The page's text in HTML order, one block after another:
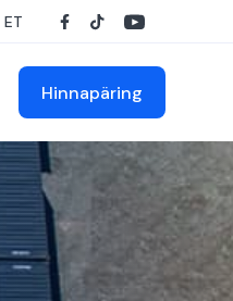
ET
Hinnapäring